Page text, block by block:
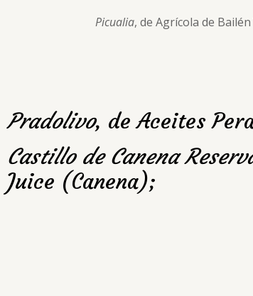
Picualia, de Agrícola de
Pradolivo, de Aceites
Castillo de Canena
Juice (Canena);